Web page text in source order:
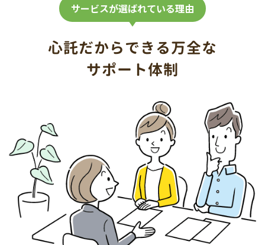
サービスが選ばれている理由
心託だからできる万全な
サポート体制